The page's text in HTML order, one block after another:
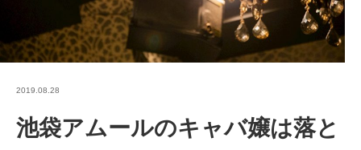
2019.08.28
池袋アムールのキャバ嬢は落と